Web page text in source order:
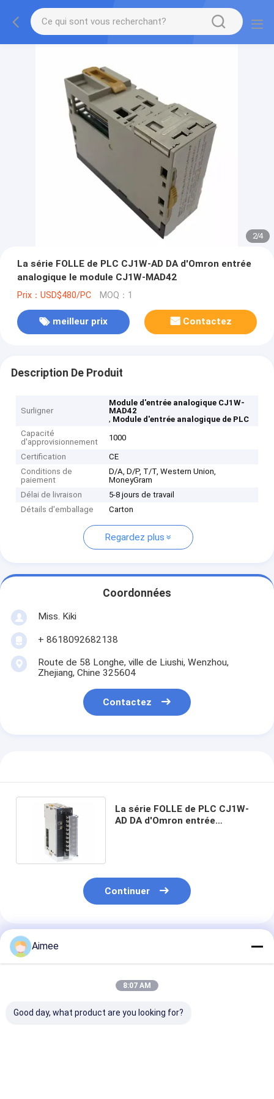
2/4
La série FOLLE de PLC CJ1W-AD DA d'Omron entrée
analogique le module CJ1W-MAD42
Prix：USD$480/PC MOQ：1
meilleur prix Contactez
Description De Produit
Surligner
Module d'entrée analogique CJ1W-
MAD42
, Module d'entrée analogique de PLC
Capacité
d'approvisionnement
1000
Certification
CE
Conditions de
paiement
D/A, D/P, T/T, Western Union,
MoneyGram
Délai de livraison
5-8 jours de travail
Détails d'emballage
Carton
Regardez plus
Coordonnées
Miss. Kiki
+ 8618092682138
Route de 58 Longhe, ville de Liushi, Wenzhou,
Zhejiang, Chine 325604
Contactez
La série FOLLE de PLC CJ1W-
AD DA d'Omron entrée
Continuer
Produits Recommandés
Aimee
8:07 AM
Good day, what product are you looking for?